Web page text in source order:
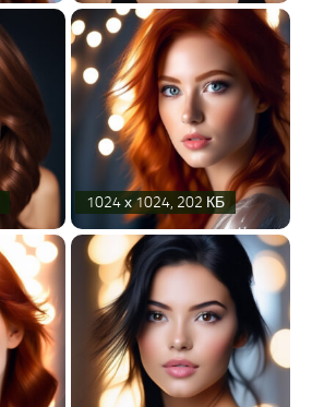
1024 х 1024, 202 КБ